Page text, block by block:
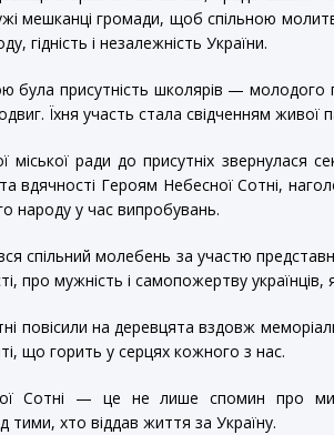
мешканці громади, щоб спільною
гідність і незалежність України.
була присутність школярів — молодого
Їхня участь стала свідченням живої
міської ради до присутніх звернулася
вдячності Героям Небесної Сотні,
народу у час випробувань.
спільний молебень за участю
про мужність і самопожертву
повісили на деревцята вздовж
що горить у серцях кожного з нас.
Сотні — це не лише спомин про
тими, хто віддав життя за Україну.